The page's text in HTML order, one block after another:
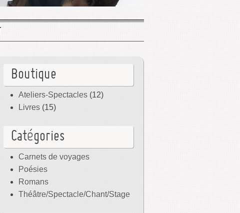
Boutique
Ateliers-Spectacles (12)
Livres (15)
Catégories
Carnets de voyages
Poésies
Romans
Théâtre/Spectacle/Chant/Stage